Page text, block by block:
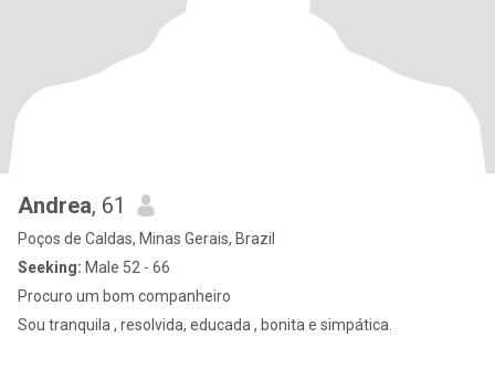
Andrea, 61
Poços de Caldas, Minas Gerais, Brazil
Seeking: Male 52 - 66
Procuro um bom companheiro
Sou tranquila , resolvida, educada , bonita e simpática.